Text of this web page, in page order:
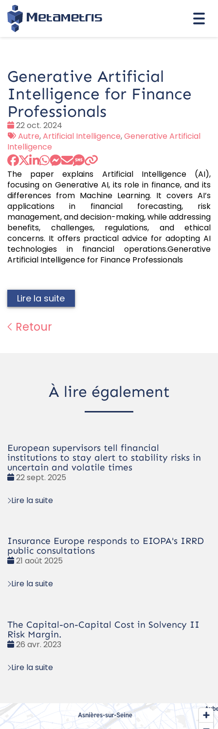
Generative Artificial
Intelligence for Finance
Professionals
Date
:
22 oct. 2024
Tags
:
Autre,Artificial Intelligence,Generative Artificial
Intelligence
The paper explains Artificial Intelligence (AI),
focusing on Generative AI, its role in finance, and its
differences from Machine Learning. It covers AI’s
applications in financial forecasting, risk
management, and decision-making, while addressing
benefits, challenges, regulations, and ethical
concerns. It offers practical advice for adopting AI
technologies in financial operations.Generative
Artificial Intelligence for Finance Professionals
Lire la suite
Retour
À lire également
European supervisors tell financial
institutions to stay alert to stability risks in
uncertain and volatile times
Date
22 sept. 2025
Lire la suite
Insurance Europe responds to EIOPA's IRRD
public consultations
Date
21 août 2025
Lire la suite
The Capital-on-Capital Cost in Solvency II
Risk Margin.
Date
26 avr. 2023
Lire la suite